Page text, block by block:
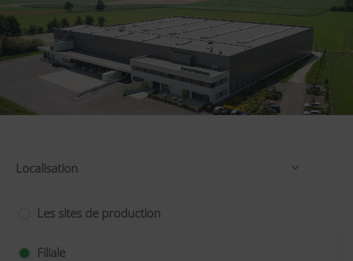
Localisation
Les sites de production
Filiale